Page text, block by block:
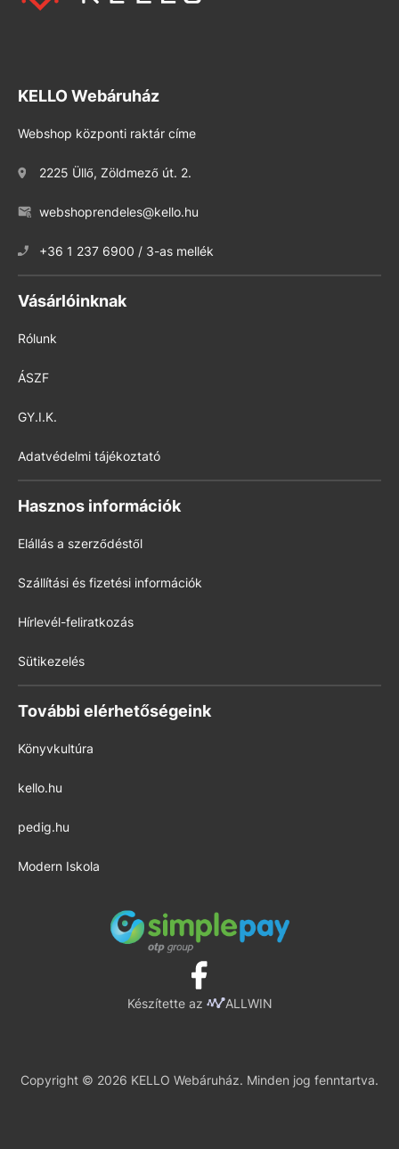
KELLO Webáruház
Webshop központi raktár címe
2225 Üllő, Zöldmező út. 2.
webshoprendeles@kello.hu
+36 1 237 6900 / 3-as mellék
Vásárlóinknak
Rólunk
ÁSZF
GY.I.K.
Adatvédelmi tájékoztató
Hasznos információk
Elállás a szerződéstől
Szállítási és fizetési információk
Hírlevél-feliratkozás
Sütikezelés
További elérhetőségeink
Könyvkultúra
kello.hu
pedig.hu
Modern Iskola
Készítette az ALLWIN
Copyright © 2026 KELLO Webáruház. Minden jog fenntartva.